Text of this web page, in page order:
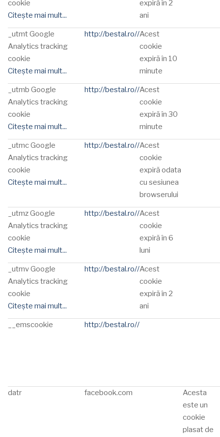
cookie
Citește mai mult...
expiră în 2
ani
_utmt Google
Analytics tracking
cookie
Citește mai mult...
http://bestal.ro//Acest
cookie
expiră în 10
minute
_utmb Google
Analytics tracking
cookie
Citește mai mult...
http://bestal.ro//Acest
cookie
expiră în 30
minute
_utmc Google
Analytics tracking
cookie
Citește mai mult...
http://bestal.ro//Acest
cookie
expiră odata
cu sesiunea
browserului
_utmz Google
Analytics tracking
cookie
Citește mai mult...
http://bestal.ro//Acest
cookie
expiră în 6
luni
_utmv Google
Analytics tracking
cookie
Citește mai mult...
http://bestal.ro//Acest
cookie
expiră în 2
ani
__emscookie http://bestal.ro//
datr facebook.com
Acesta
este un
cookie
plasat de